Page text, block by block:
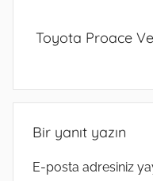
Toyota Proace
Bir yanıt yazın
E-posta adresiniz